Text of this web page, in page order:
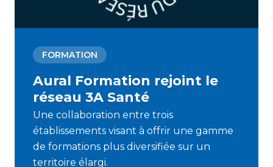
FORMATION
Aural Formation rejoint le
réseau 3A Santé
Une collaboration entre trois
établissements visant à offrir une gamme
de formations plus diversifiée sur un
territoire élargi.